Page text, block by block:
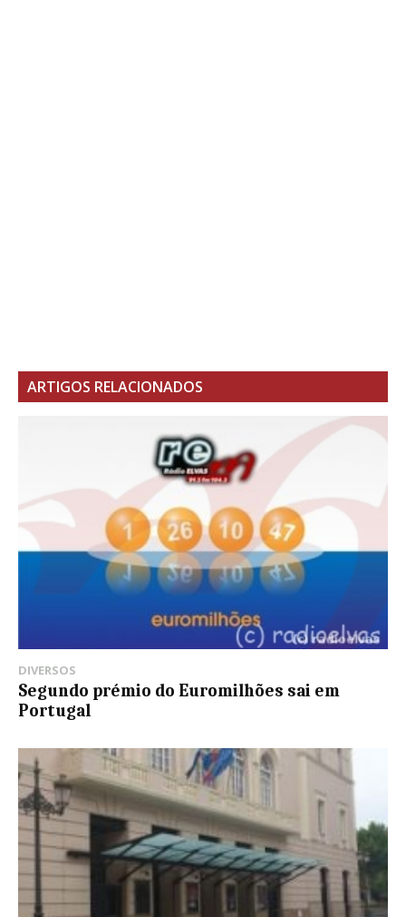
ARTIGOS RELACIONADOS
DIVERSOS
Segundo prémio do Euromilhões sai em
Portugal